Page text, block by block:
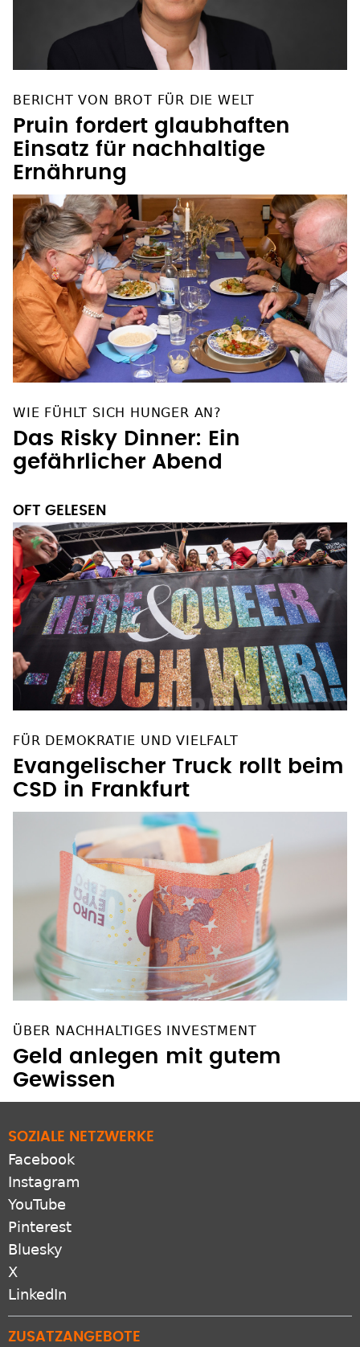
BERICHT VON BROT FÜR DIE WELT
Pruin fordert glaubhaften
Einsatz für nachhaltige
Ernährung
WIE FÜHLT SICH HUNGER AN?
Das Risky Dinner: Ein
gefährlicher Abend
OFT GELESEN
FÜR DEMOKRATIE UND VIELFALT
Evangelischer Truck rollt beim
CSD in Frankfurt
ÜBER NACHHALTIGES INVESTMENT
Geld anlegen mit gutem
Gewissen
SOZIALE NETZWERKE
Facebook
Instagram
YouTube
Pinterest
Bluesky
X
LinkedIn
ZUSATZANGEBOTE